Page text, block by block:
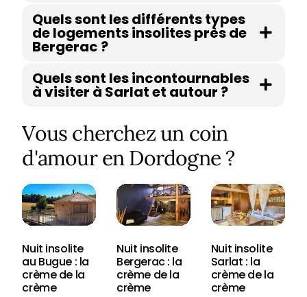
Quels sont les différents types
de logements insolites près de
Bergerac ?
Quels sont les incontournables
à visiter à Sarlat et autour ?
Vous cherchez un coin
d'amour en Dordogne ?
Nuit insolite
au Bugue : la
crème de la
crème
Nuit insolite
Bergerac : la
crème de la
crème
Nuit insolite
Sarlat : la
crème de la
crème